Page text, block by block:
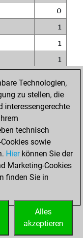
0
1
1
1
0
0
0
Technologien,
zu stellen, die
interessengerechte
technisch
sowie
Hierkönnen Sie der
Marketing-Cookies
finden Sie in
Alles
akzeptieren